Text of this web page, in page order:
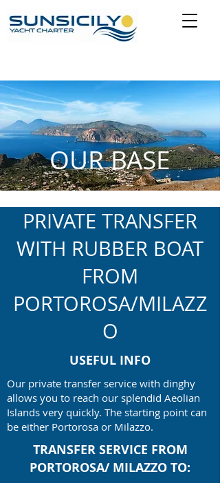
OUR BASE
PRIVATE TRANSFER
WITH RUBBER BOAT
FROM
PORTOROSA/MILAZZ
O
USEFUL INFO
Our private transfer service with dinghy
allows you to reach our splendid Aeolian
Islands very quickly. The starting point can
be either Portorosa or Milazzo.
TRANSFER SERVICE FROM
PORTOROSA/ MILAZZO TO: